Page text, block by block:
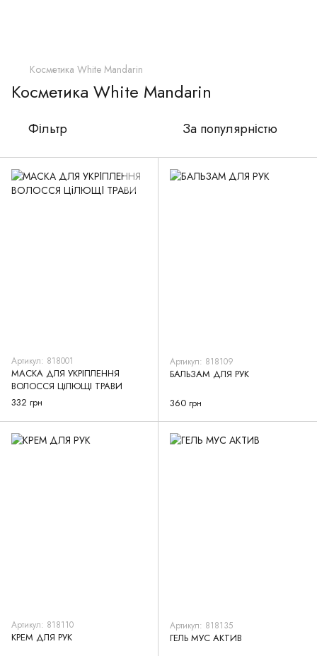
Косметика White Mandarin
Косметика White Mandarin
Фільтр За популярністю
Артикул: 818001
МАСКА ДЛЯ УКРІПЛЕННЯ
ВОЛОССЯ ЦіЛЮЩІ ТРАВИ
332 грн
Артикул: 818109
БАЛЬЗАМ ДЛЯ РУК
360 грн
Артикул: 818110
КРЕМ ДЛЯ РУК
Артикул: 818135
ГЕЛЬ МУС АКТИВ